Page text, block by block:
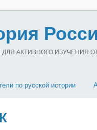
АКТИВНОГО ИЗУЧЕНИЯ
по русской истории